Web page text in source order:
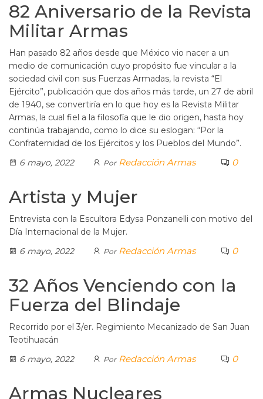
82 Aniversario de la Revista
Militar Armas
Han pasado 82 años desde que México vio nacer a un
medio de comunicación cuyo propósito fue vincular a la
sociedad civil con sus Fuerzas Armadas, la revista “El
Ejército”, publicación que dos años más tarde, un 27 de abril
de 1940, se convertiría en lo que hoy es la Revista Militar
Armas, la cual fiel a la filosofía que le dio origen, hasta hoy
continúa trabajando, como lo dice su eslogan: “Por la
Confraternidad de los Ejércitos y los Pueblos del Mundo”.
6 mayo, 2022
Por Redacción Armas 0
Artista y Mujer
Entrevista con la Escultora Edysa Ponzanelli con motivo del
Día Internacional de la Mujer.
6 mayo, 2022
Por Redacción Armas 0
32 Años Venciendo con la
Fuerza del Blindaje
Recorrido por el 3/er. Regimiento Mecanizado de San Juan
Teotihuacán
6 mayo, 2022
Por Redacción Armas 0
Armas Nucleares